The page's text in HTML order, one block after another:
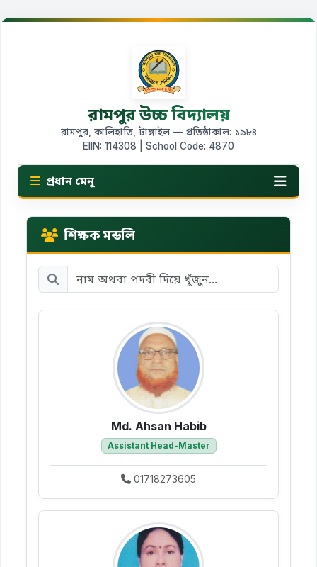
রামপুর উচ্চ বিদ্যালয়
রামপুর, কালিহাতি, টাঙ্গাইল — প্রতিষ্ঠাকাল: ১৯৮৪
EIIN: 114308 | School Code: 4870
প্রধান মেনু
শিক্ষক মন্ডলি
Md. Ahsan Habib
Assistant Head-Master
01718273605